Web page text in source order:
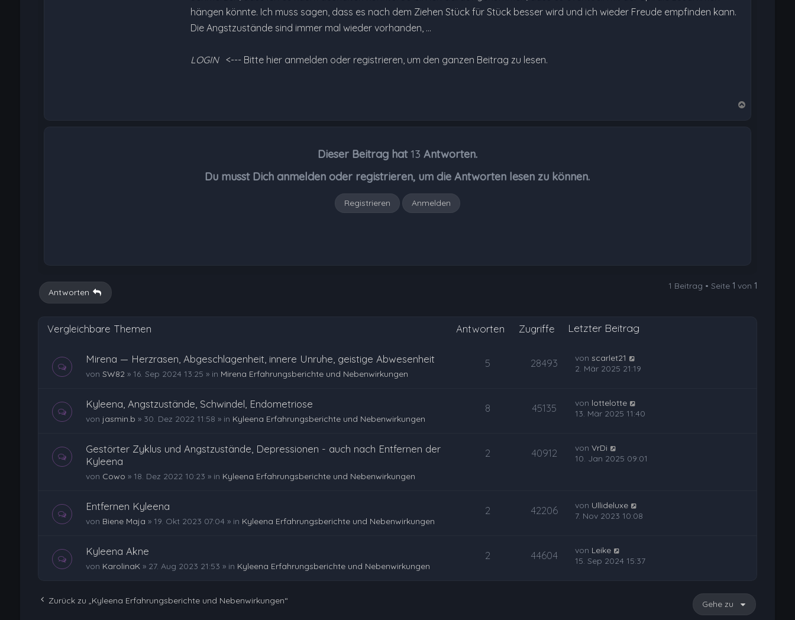
hängen könnte. Ich muss sagen, dass es nach dem Ziehen Stück für Stück besser wird und ich wieder Freude empfinden kann.
Die Angstzustände sind immer mal wieder vorhanden, …
LOGIN <--- Bitte hier anmelden oder registrieren, um den ganzen Beitrag zu lesen.
Dieser Beitrag hat 13 Antworten.
Du musst Dich anmelden oder registrieren, um die Antworten lesen zu können.
Registrieren Anmelden
Antworten
1 Beitrag • Seite1 von1
Vergleichbare Themen Antworten Zugriffe Letzter Beitrag
Mirena — Herzrasen, Abgeschlagenheit, innere Unruhe, geistige Abwesenheit
von SW82» 16. Sep 2024 13:25 » in Mirena Erfahrungsberichte und Nebenwirkungen
5 28493 vonscarlet21
2. Mär 2025 21:19
Kyleena, Angstzustände, Schwindel, Endometriose
von jasmin.b » 30. Dez 2022 11:58 » in Kyleena Erfahrungsberichte und Nebenwirkungen
8 45135 von lottelotte
13. Mär 2025 11:40
Gestörter Zyklus und Angstzustände, Depressionen - auch nach Entfernen der
Kyleena
von Cowo » 18. Dez 2022 10:23 » in Kyleena Erfahrungsberichte und Nebenwirkungen
2 40912 vonVrDi
10. Jan 2025 09:01
Entfernen Kyleena
von Biene Maja » 19. Okt 2023 07:04 » in Kyleena Erfahrungsberichte und Nebenwirkungen
2 42206 von Ullideluxe
7. Nov 2023 10:08
Kyleena Akne
von KarolinaK» 27. Aug 2023 21:53 » in Kyleena Erfahrungsberichte und Nebenwirkungen
2 44604 von Leike
15. Sep 2024 15:37
Zurück zu „Kyleena Erfahrungsberichte und Nebenwirkungen“ Gehe zu